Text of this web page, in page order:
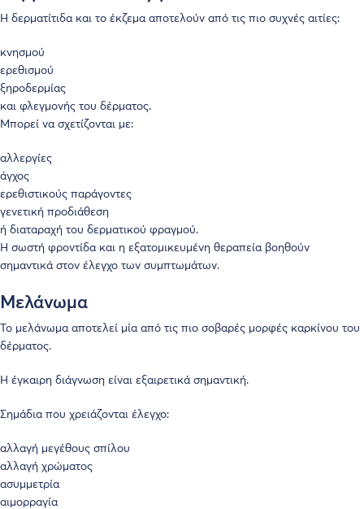
Η δερματίτιδα και το έκζεμα αποτελούν από τις πιο συχνές αιτίες:
κνησμού
ερεθισμού
ξηροδερμίας
και φλεγμονής του δέρματος.
Μπορεί να σχετίζονται με:
αλλεργίες
άγχος
ερεθιστικούς παράγοντες
γενετική προδιάθεση
ή διαταραχή του δερματικού φραγμού.
Η σωστή φροντίδα και η εξατομικευμένη θεραπεία βοηθούν
σημαντικά στον έλεγχο των συμπτωμάτων.
Μελάνωμα
Το μελάνωμα αποτελεί μία από τις πιο σοβαρές μορφές καρκίνου του
δέρματος.
Η έγκαιρη διάγνωση είναι εξαιρετικά σημαντική.
Σημάδια που χρειάζονται έλεγχο:
αλλαγή μεγέθους σπίλου
αλλαγή χρώματος
ασυμμετρία
αιμορραγία